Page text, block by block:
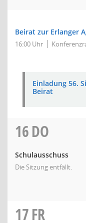
Beirat zur Erlanger
16:00 Uhr
Einladung 56.
Beirat
16DO
Schulausschuss
Die Sitzung entfällt.
17FR